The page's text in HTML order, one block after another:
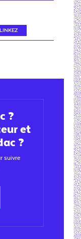
LINKEZ
?
et
?
suivre